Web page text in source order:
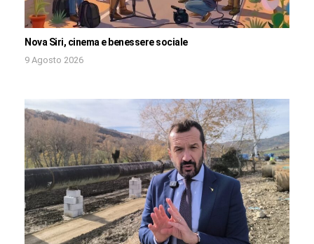
Nova Siri, cinema e benessere sociale
9 Agosto 2026